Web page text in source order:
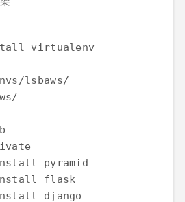
virtualenv
lsbaws/
pyramid
flask